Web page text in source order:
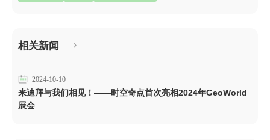
相关新闻
2024-10-10
来迪拜与我们相见！——时空奇点首次亮相2024年GeoWorld
展会